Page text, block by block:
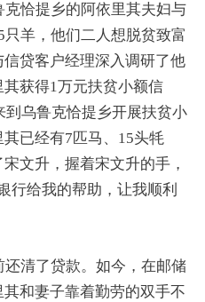
克恰提乡的阿依里其夫妇与
羊，他们二人想脱贫致富
贷客户经理深入调研了他
获得1万元扶贫小额信
乌鲁克恰提乡开展扶贫小
已经有7匹马、15头牦
文升，握着宋文升的手，
行给我的帮助，让我顺利
清了贷款。如今，在邮储
和妻子靠着勤劳的双手不